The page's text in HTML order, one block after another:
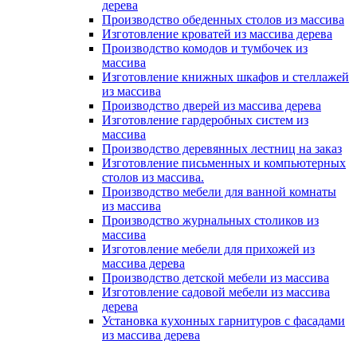
дерева
Производство обеденных столов из массива
Изготовление кроватей из массива дерева
Производство комодов и тумбочек из
массива
Изготовление книжных шкафов и стеллажей
из массива
Производство дверей из массива дерева
Изготовление гардеробных систем из
массива
Производство деревянных лестниц на заказ
Изготовление письменных и компьютерных
столов из массива.
Производство мебели для ванной комнаты
из массива
Производство журнальных столиков из
массива
Изготовление мебели для прихожей из
массива дерева
Производство детской мебели из массива
Изготовление садовой мебели из массива
дерева
Установка кухонных гарнитуров с фасадами
из массива дерева